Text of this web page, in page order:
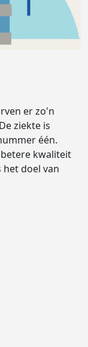
er zo'n
ziekte is
één.
kwaliteit
doel van